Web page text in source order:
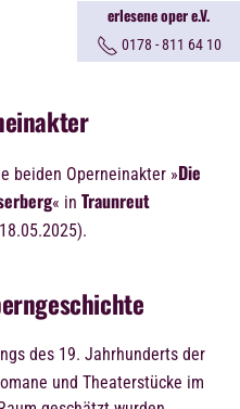
erlesene oper e.V.
0178 - 811 64 10
beiden Operneinakter »Die
« in Traunreut
des 19. Jahrhunderts der
und Theaterstücke im